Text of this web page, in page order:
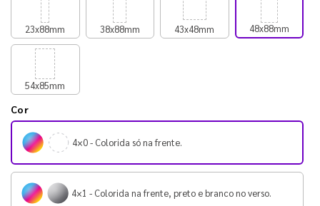
23x88mm 38x88mm 43x48mm 48x88mm
54x85mm
Cor
4×0 - Colorida só na frente.
4×1 - Colorida na frente, preto e branco no verso.